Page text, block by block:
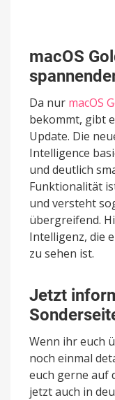
macOS
Da nur macOS
bekommt, gibt
Update. Die
Intelligence
und deutlich
Funktionalität
und versteht
übergreifend.
Intelligenz, die
zu sehen ist.
Jetzt
Wenn ihr euch
noch einmal
euch gerne auf
jetzt auch in